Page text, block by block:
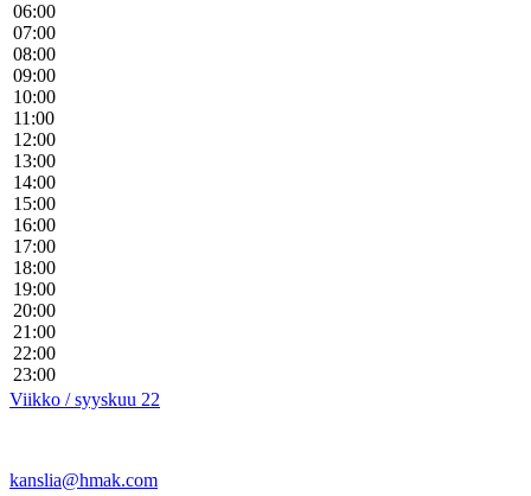
06:00
07:00
08:00
09:00
10:00
11:00
12:00
13:00
14:00
15:00
16:00
17:00
18:00
19:00
20:00
21:00
22:00
23:00
Viikko / syyskuu 22
kanslia@hmak.com